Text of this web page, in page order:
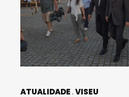
ATUALIDADE VISEU